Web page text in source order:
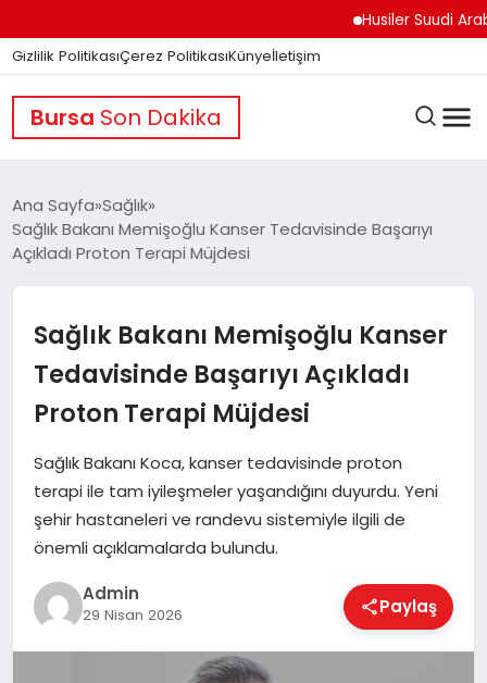
Husiler Suudi
Gizlilik PolitikasıÇerez PolitikasıKünyeİletişim
Bursa Son Dakika
GÜNDEM
DÜNYA
EĞITIM
EKONOMI
MAGAZIN
Ana Sayfa Sağlık
Sağlık Bakanı Memişoğlu Kanser Tedavisinde Başarıyı
Açıkladı Proton Terapi Müjdesi
Sağlık Bakanı Memişoğlu Kanser
Tedavisinde Başarıyı Açıkladı
Proton Terapi Müjdesi
Sağlık Bakanı Koca, kanser tedavisinde proton
terapi ile tam iyileşmeler yaşandığını duyurdu. Yeni
şehir hastaneleri ve randevu sistemiyle ilgili de
önemli açıklamalarda bulundu.
Admin
29 Nisan 2026 Paylaş